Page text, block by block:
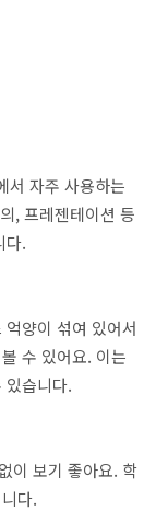
서 자주 사용하는
, 프레젠테이션 등
다.
양이 섞여 있어서
수 있어요. 이는
있습니다.
이 보기 좋아요. 학
다.